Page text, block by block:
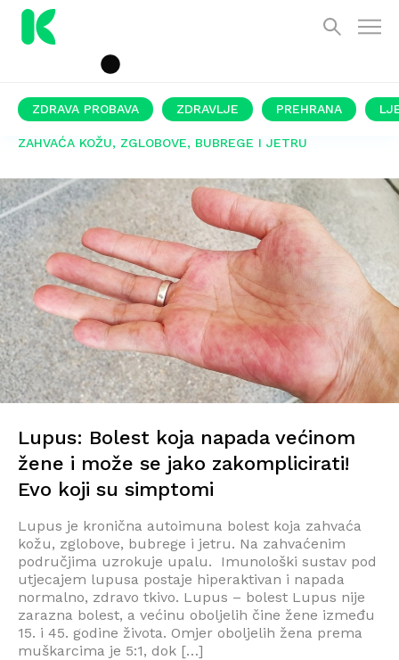
ZDRAVA PROBAVA ZDRAVLJE PREHRANA
ZAHVAĆA KOŽU, ZGLOBOVE, BUBREGE I JETRU
Lupus: Bolest koja napada većinom
žene i može se jako zakomplicirati!
Evo koji su simptomi
Lupus je kronična autoimuna bolest koja zahvaća
kožu, zglobove, bubrege i jetru. Na zahvaćenim
područjima uzrokuje upalu. Imunološki sustav pod
utjecajem lupusa postaje hiperaktivan i napada
normalno, zdravo tkivo. Lupus – bolest Lupus nije
zarazna bolest, a većinu oboljelih čine žene između
15. i 45. godine života. Omjer oboljelih žena prema
muškarcima je 5:1, dok […]